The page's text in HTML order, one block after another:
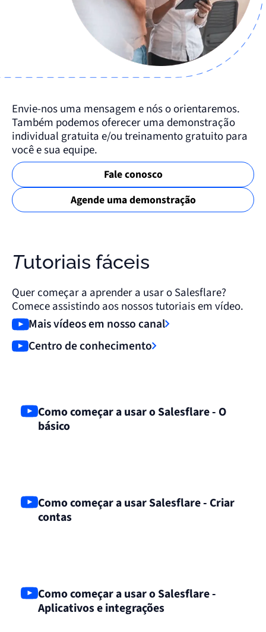
Envie-nos uma mensagem e nós o orientaremos.
Também podemos oferecer uma demonstração
individual gratuita e/ou treinamento gratuito para
você e sua equipe.
Fale conosco
Agende uma demonstração
Tutoriais fáceis
Quer começar a aprender a usar o Salesflare?
Comece assistindo aos nossos tutoriais em vídeo.
Mais vídeos em nosso canal
Centro de conhecimento
Como começar a usar o Salesflare - O
básico
Como começar a usar Salesflare - Criar
contas
Como começar a usar o Salesflare -
Aplicativos e integrações